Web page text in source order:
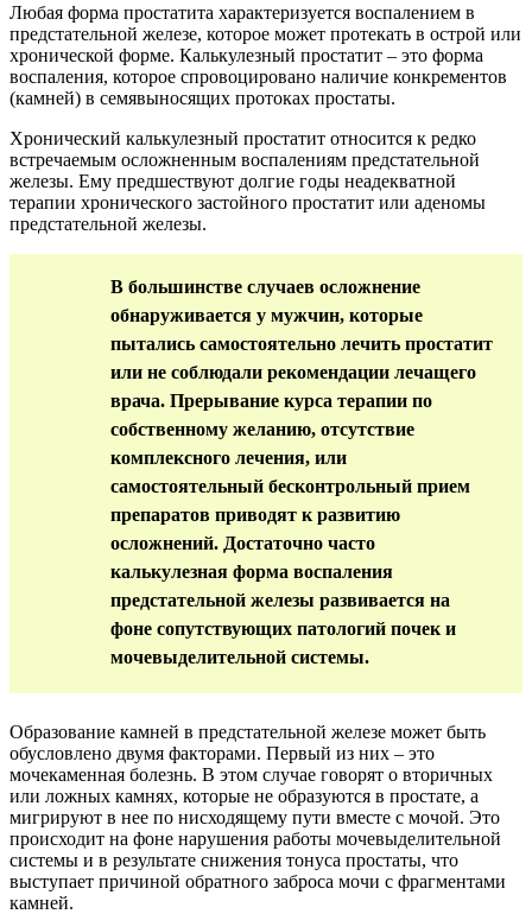
Любая форма простатита характеризуется воспалением в
предстательной железе, которое может протекать в острой или
хронической форме. Калькулезный простатит – это форма
воспаления, которое спровоцировано наличие конкрементов
(камней) в семявыносящих протоках простаты.
Хронический калькулезный простатит относится к редко
встречаемым осложненным воспалениям предстательной
железы. Ему предшествуют долгие годы неадекватной
терапии хронического застойного простатит или аденомы
предстательной железы.
В большинстве случаев осложнение
обнаруживается у мужчин, которые
пытались самостоятельно лечить простатит
или не соблюдали рекомендации лечащего
врача. Прерывание курса терапии по
собственному желанию, отсутствие
комплексного лечения, или
самостоятельный бесконтрольный прием
препаратов приводят к развитию
осложнений. Достаточно часто
калькулезная форма воспаления
предстательной железы развивается на
фоне сопутствующих патологий почек и
мочевыделительной системы.
Образование камней в предстательной железе может быть
обусловлено двумя факторами. Первый из них – это
мочекаменная болезнь. В этом случае говорят о вторичных
или ложных камнях, которые не образуются в простате, а
мигрируют в нее по нисходящему пути вместе с мочой. Это
происходит на фоне нарушения работы мочевыделительной
системы и в результате снижения тонуса простаты, что
выступает причиной обратного заброса мочи с фрагментами
камней.